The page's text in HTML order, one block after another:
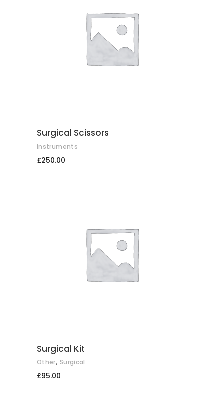
COMPRAR
Surgical Scissors
Instruments
£250.00
COMPRAR
Surgical Kit
Other, Surgical
£95.00